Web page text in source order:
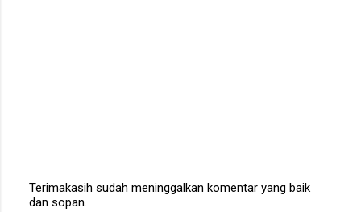
P
Terimakasih sudah meninggalkan komentar yang baik
dan sopan.